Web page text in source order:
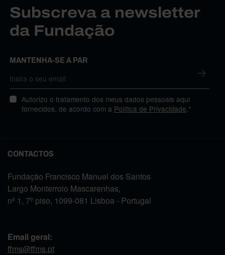
Subscreva a newsletter
da Fundação
MANTENHA-SE A PAR
Autorizo o tratamento dos meus dados pessoais aqui
fornecidos, de acordo com a Política de Privacidade .*
CONTACTOS
Fundação Francisco Manuel dos Santos
Largo Monterroio Mascarenhas,
nº 1, 7º piso, 1099-081 Lisboa - Portugal
Email geral:
ffms@ffms.pt